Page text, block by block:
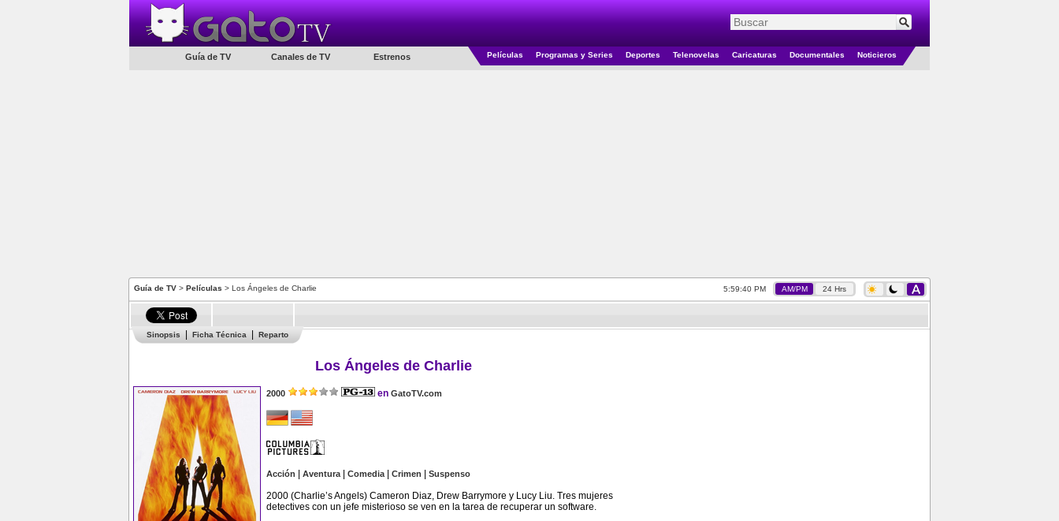
Guía de TV Canales de TV Estrenos Películas Programas y Series Deportes Telenovelas Caricaturas Documentales Noticieros
Guía de TV > Películas > Los Ángeles de Charlie 5:59:41 PM AM/PM 24 Hrs
Sinopsis Ficha Técnica Reparto
Los Ángeles de Charlie
2000 en GatoTV.com
Acción Aventura| Comedia| Crimen Suspenso
2000 (Charlie’s Angels) Cameron Diaz, Drew Barrymore y Lucy Liu. Tres mujeres
detectives con un jefe misterioso se ven en la tarea de recuperar un software.